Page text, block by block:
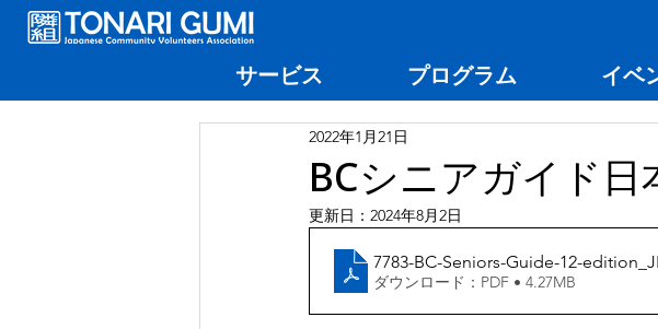
サービス プログラム イベ
BCシニアガイド日
2022年1月21日
更新日： 2024年8月2日
7783-BC-Seniors-Guide-12-
ダウンロード：PDF • 4.27MB